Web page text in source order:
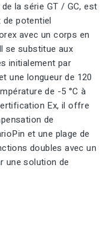
la série GT / GC, est
potentiel
avec un corps en
se substitue aux
initialement par
une longueur de 120
de -5 °C à
Ex, il offre
de
et une plage de
doubles avec un
une solution de